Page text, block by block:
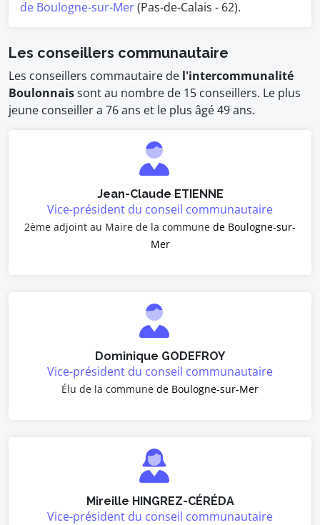
de Boulogne-sur-Mer(Pas-de-Calais - 62).
Les conseillers communautaire
Les conseillers commautaire de l'intercommunalité
Boulonnaissont au nombre de 15 conseillers. Le plus
jeune conseiller a 76 ans et le plus âgé 49 ans.
Jean-Claude ETIENNE
Vice-président du conseil communautaire
2ème adjoint au Maire de la commune de Boulogne-sur-
Mer
Dominique GODEFROY
Vice-président du conseil communautaire
Élu de la commune de Boulogne-sur-Mer
Mireille HINGREZ-CÉRÉDA
Vice-président du conseil communautaire